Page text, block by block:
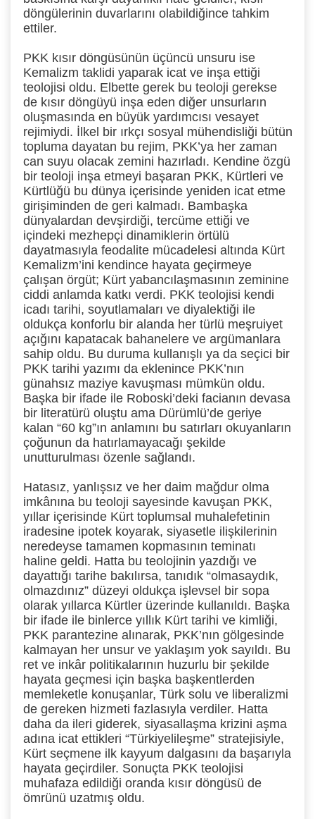
döngülerinin duvarlarını olabildiğince tahkim
ettiler.
PKK kısır döngüsünün üçüncü unsuru ise
Kemalizm taklidi yaparak icat ve inşa ettiği
teolojisi oldu. Elbette gerek bu teoloji gerekse
de kısır döngüyü inşa eden diğer unsurların
oluşmasında en büyük yardımcısı vesayet
rejimiydi. İlkel bir ırkçı sosyal mühendisliği bütün
topluma dayatan bu rejim, PKK’ya her zaman
can suyu olacak zemini hazırladı. Kendine özgü
bir teoloji inşa etmeyi başaran PKK, Kürtleri ve
Kürtlüğü bu dünya içerisinde yeniden icat etme
girişiminden de geri kalmadı. Bambaşka
dünyalardan devşirdiği, tercüme ettiği ve
içindeki mezhepçi dinamiklerin örtülü
dayatmasıyla feodalite mücadelesi altında Kürt
Kemalizm’ini kendince hayata geçirmeye
çalışan örgüt; Kürt yabancılaşmasının zeminine
ciddi anlamda katkı verdi. PKK teolojisi kendi
icadı tarihi, soyutlamaları ve diyalektiği ile
oldukça konforlu bir alanda her türlü meşruiyet
açığını kapatacak bahanelere ve argümanlara
sahip oldu. Bu duruma kullanışlı ya da seçici bir
PKK tarihi yazımı da eklenince PKK’nın
günahsız maziye kavuşması mümkün oldu.
Başka bir ifade ile Roboski’deki facianın devasa
bir literatürü oluştu ama Dürümlü’de geriye
kalan “60 kg”ın anlamını bu satırları okuyanların
çoğunun da hatırlamayacağı şekilde
unutturulması özenle sağlandı.
Hatasız, yanlışsız ve her daim mağdur olma
imkânına bu teoloji sayesinde kavuşan PKK,
yıllar içerisinde Kürt toplumsal muhalefetinin
iradesine ipotek koyarak, siyasetle ilişkilerinin
neredeyse tamamen kopmasının teminatı
haline geldi. Hatta bu teolojinin yazdığı ve
dayattığı tarihe bakılırsa, tanıdık “olmasaydık,
olmazdınız” düzeyi oldukça işlevsel bir sopa
olarak yıllarca Kürtler üzerinde kullanıldı. Başka
bir ifade ile binlerce yıllık Kürt tarihi ve kimliği,
PKK parantezine alınarak, PKK’nın gölgesinde
kalmayan her unsur ve yaklaşım yok sayıldı. Bu
ret ve inkâr politikalarının huzurlu bir şekilde
hayata geçmesi için başka başkentlerden
memleketle konuşanlar, Türk solu ve liberalizmi
de gereken hizmeti fazlasıyla verdiler. Hatta
daha da ileri giderek, siyasallaşma krizini aşma
adına icat ettikleri “Türkiyelileşme” stratejisiyle,
Kürt seçmene ilk kayyum dalgasını da başarıyla
hayata geçirdiler. Sonuçta PKK teolojisi
muhafaza edildiği oranda kısır döngüsü de
ömrünü uzatmış oldu.